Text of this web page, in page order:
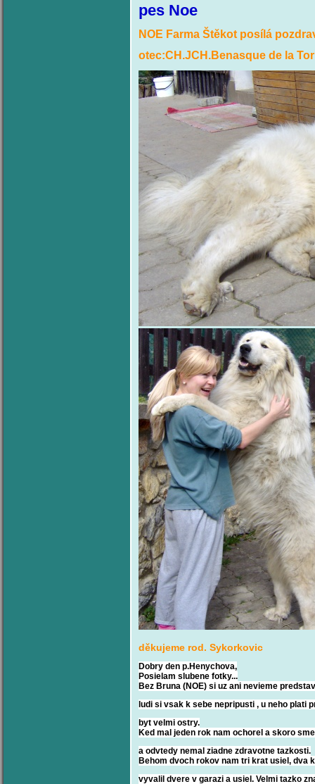
pes
NOE Farma Štěkot posílá
otec:CH.JCH.Benasque de la
děkujeme rod. Sykorkovic
Dobry den p.Henychova,
Posielam slubene fotky...
Bez Bruna (NOE) si uz ani nevieme
ludi si vsak k sebe nepripusti , u neho plati
byt velmi ostry.
Ked mal jeden rok nam ochorel a skoro
a odvtedy nemal ziadne zdravotne tazkosti.
Behom dvoch rokov nam tri krat usiel, dva
vyvalil dvere v garazi a usiel. Velmi tazko